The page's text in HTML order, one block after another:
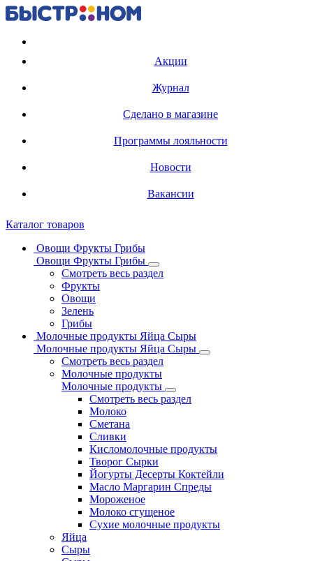
Акции
Журнал
Сделано в магазине
Программы лояльности
Новости
Вакансии
Каталог товаров
Овощи Фрукты Грибы
Овощи Фрукты Грибы
Смотреть весь раздел
Фрукты
Овощи
Зелень
Грибы
Молочные продукты Яйца Сыры
Молочные продукты Яйца Сыры
Смотреть весь раздел
Молочные продукты
Молочные продукты
Смотреть весь раздел
Молоко
Сметана
Сливки
Кисломолочные продукты
Творог Сырки
Йогурты Десерты Коктейли
Масло Маргарин Спреды
Мороженое
Молоко сгущеное
Сухие молочные продукты
Яйца
Сыры